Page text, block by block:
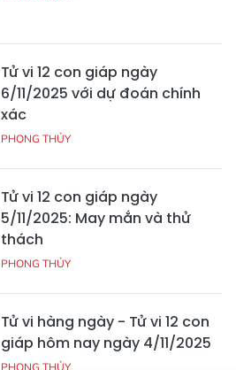
Tử vi 12 con giáp ngày
6/11/2025 với dự đoán chính
xác
PHONG THỦY
Tử vi 12 con giáp ngày
5/11/2025: May mắn và thử
thách
PHONG THỦY
Tử vi hàng ngày - Tử vi 12 con
giáp hôm nay ngày 4/11/2025
PHONG THỦY